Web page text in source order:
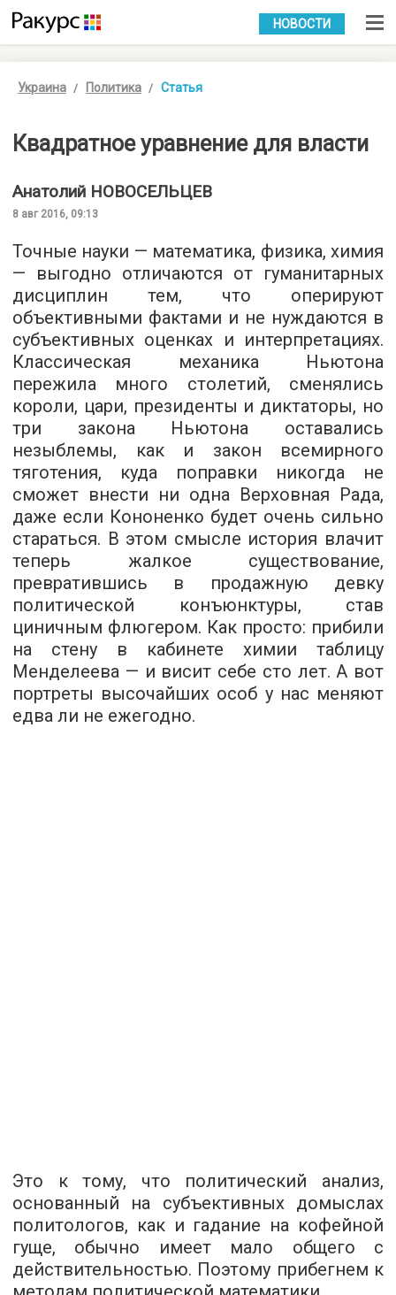
УКР РУС
НОВОСТИ
Украина Политика Статья
Квадратное уравнение для власти
Анатолий НОВОСЕЛЬЦЕВ
8 авг 2016, 09:13
Точные науки — математика, физика, химия
— выгодно отличаются от гуманитарных
дисциплин тем, что оперируют
объективными фактами и не нуждаются в
субъективных оценках и интерпретациях.
Классическая механика Ньютона
пережила много столетий, сменялись
короли, цари, президенты и диктаторы, но
три закона Ньютона оставались
незыблемы, как и закон всемирного
тяготения, куда поправки никогда не
сможет внести ни одна Верховная Рада,
даже если Кононенко будет очень сильно
стараться. В этом смысле история влачит
теперь жалкое существование,
превратившись в продажную девку
политической конъюнктуры, став
циничным флюгером. Как просто: прибили
на стену в кабинете химии таблицу
Менделеева — и висит себе сто лет. А вот
портреты высочайших особ у нас меняют
едва ли не ежегодно.
Это к тому, что политический анализ,
основанный на субъективных домыслах
политологов, как и гадание на кофейной
гуще, обычно имеет мало общего с
действительностью. Поэтому прибегнем к